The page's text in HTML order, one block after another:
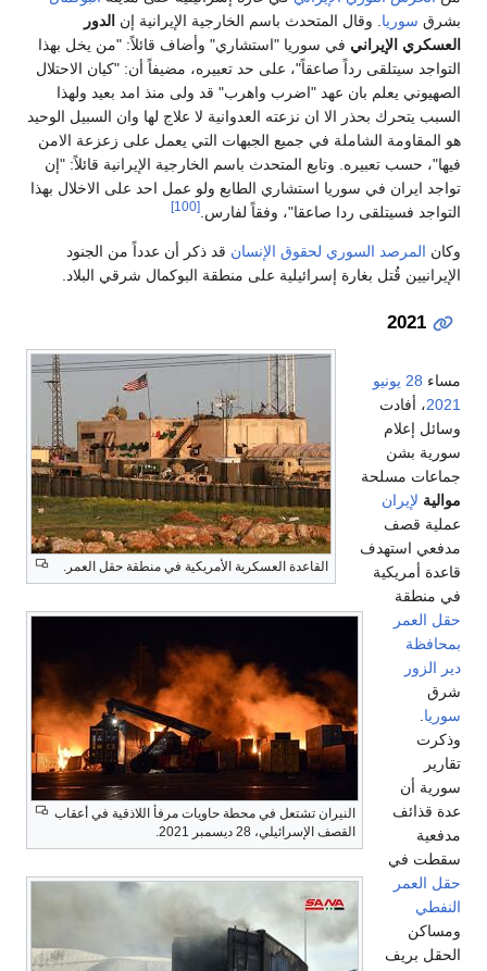
بشرق سوريا . وقال المتحدث باسم الخارجية الإيرانية إن الدور
العسكري الإيراني في سوريا "استشاري" وأضاف قائلاً: "من يخل بهذا
التواجد سيتلقى رداً صاعقاً"، على حد تعبيره، مضيفاً أن: "كيان الاحتلال
الصهيوني يعلم بان عهد "اضرب واهرب" قد ولى منذ امد بعيد ولهذا
السبب یتحرك بحذر الا ان نزعته العدوانية لا علاج لها وان السبيل الوحيد
هو المقاومة الشاملة في جميع الجبهات التي يعمل على زعزعة الامن
فيها"، حسب تعبيره. وتابع المتحدث باسم الخارجية الإيرانية قائلاً: "إن
تواجد ايران في سوريا استشاري الطابع ولو عمل احد على الاخلال بهذا
التواجد فسيتلقى ردا صاعقا"، وفقاً لفارس. [100]
وكان المرصد السوري لحقوق الإنسان قد ذكر أن عدداً من الجنود
الإيرانيين قُتل بغارة إسرائيلية على منطقة البوكمال شرقي البلاد.
2021
القاعدة العسكرية الأمريكية في منطقة حقل العمر.
النيران تشتعل في محطة حاويات مرفأ اللاذقية في أعقاب
القصف الإسرائيلي، 28 ديسمبر 2021.
مساء 28 يونيو
2021، أفادت
وسائل إعلام
سورية بشن
جماعات مسلحة
موالية لإيران
عملية قصف
مدفعي استهدف
قاعدة أمريكية
في منطقة
حقل العمر
بمحافظة
دير الزور
شرق
سوريا
وذكرت
تقارير
سورية أن
عدة قذائف
مدفعية
سقطت في
حقل العمر
النفطي
ومساكن
الحقل بريف